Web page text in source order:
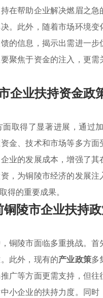
在帮助企业解决燃眉之
。此外，随着市场环境
的信息，揭示出需进一
聚焦于资金的注入，更
企业扶持资金政
面取得了显著进展，通过
金、技术和市场等多方
业的发展成本，增强了
，为铜陵市经济的发展
得的重要成果。
铜陵市企业扶持
铜陵市面临多重挑战。首
此外，现有的产业政策多
广等方面更需支持，但
小企业的扶持力度。同